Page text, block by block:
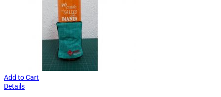
Add to Cart
Details